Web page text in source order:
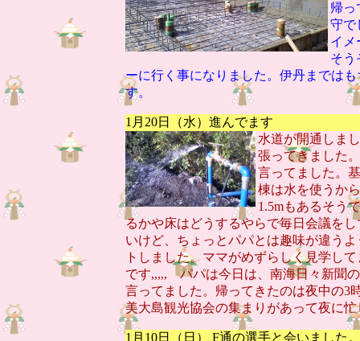
帰っ
守で
イメ
そう
ーに行く事になりました。伊丹までは
す。
1月20日（水）進んでます
水道が開通しま
張ってきました
言ってました。
棟は水を使うか
1.5mもあるそう
るかや床はどうするやらで毎日会議を
いけど、ちょっとパパとは趣味が違う
トしました。ママがめずらしく見学し
です,,,,, パパは今日は、南海日々新聞
言ってました。帰ってきたのは夜中の3
美大島観光協会の集まりがあって夜に
1月10日（日） F通の選手と会いました。